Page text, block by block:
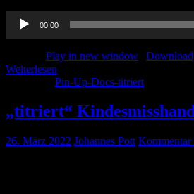
Audio-
Player
00:00
Play in new window
Download
Weiterlesen
Pin-Up-Docs-titriert
„titriert“
26. März 2022 Johannes Pott Kommentar